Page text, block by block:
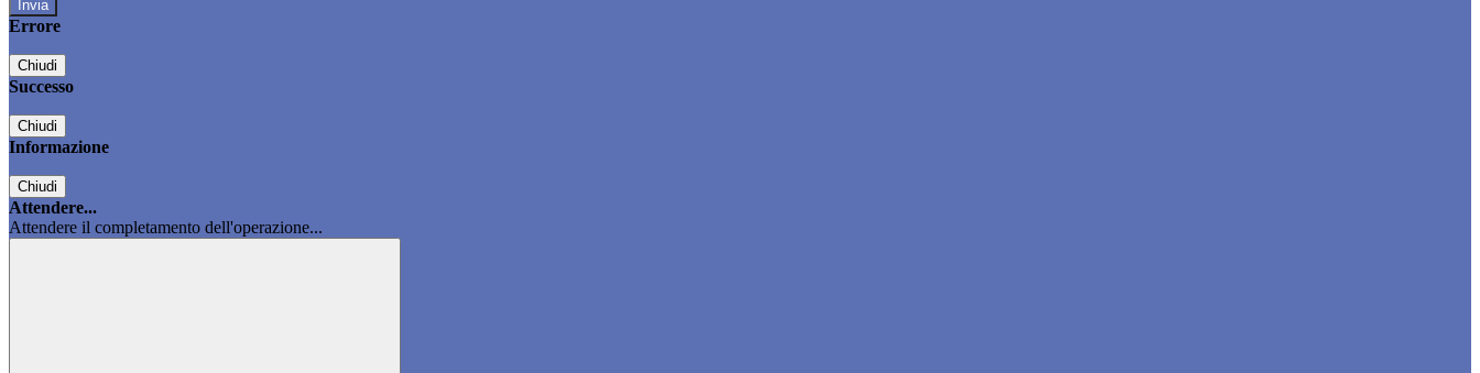
Errore
Chiudi
Successo
Chiudi
Informazione
Chiudi
Attendere...
Attendere il completamento dell'operazione...